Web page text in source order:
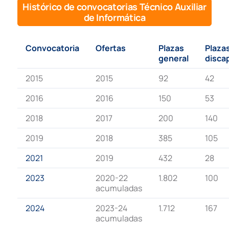
Histórico de convocatorias Técnico Auxiliar
de Informática
Convocatoria Ofertas
Plazas
general
2015
2015 92
42
2016
2016 150
53
2018
2017 200
140
2019
2018 385
105
2021
2019 432
28
2023
2020-22
acumuladas
1.802 100
2024
2023-24
acumuladas
1.712 167